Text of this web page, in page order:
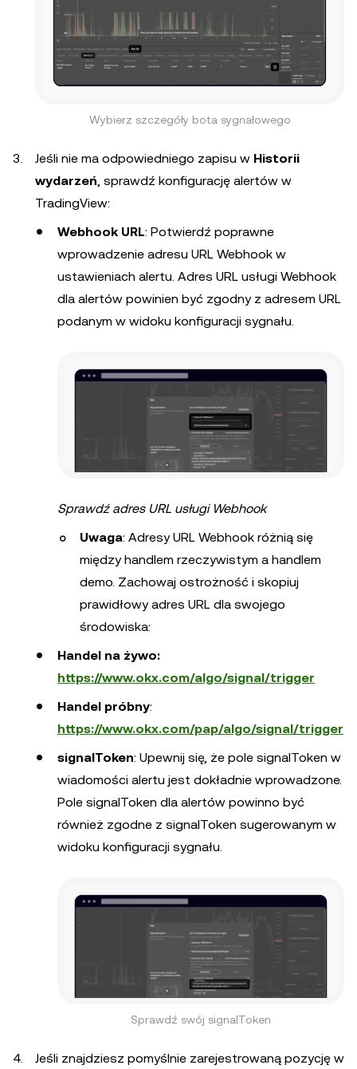
Wybierz szczegóły bota sygnałowego
Jeśli nie ma odpowiedniego zapisu w Historii
wydarzeń, sprawdź konfigurację alertów w
TradingView:
Webhook URL: Potwierdź poprawne
wprowadzenie adresu URL Webhook w
ustawieniach alertu. Adres URL usługi Webhook
dla alertów powinien być zgodny z adresem URL
podanym w widoku konfiguracji sygnału.
Sprawdź adres URL usługi Webhook
Uwaga: Adresy URL Webhook różnią się
między handlem rzeczywistym a handlem
demo. Zachowaj ostrożność i skopiuj
prawidłowy adres URL dla swojego
środowiska:
Handel na żywo:
https://www.okx.com/algo/signal/trigger
Handel próbny:
https://www.okx.com/pap/algo/signal/trigger
signalToken: Upewnij się, że pole signalToken w
wiadomości alertu jest dokładnie wprowadzone.
Pole signalToken dla alertów powinno być
również zgodne z signalToken sugerowanym w
widoku konfiguracji sygnału.
Sprawdź swój signalToken
Jeśli znajdziesz pomyślnie zarejestrowaną pozycję w